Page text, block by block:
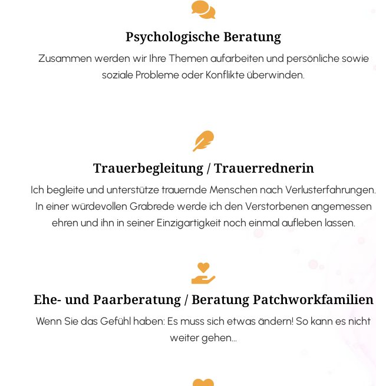
Psychologische Beratung
Zusammen werden wir Ihre Themen aufarbeiten und persönliche sowie
soziale Probleme oder Konflikte überwinden.
Trauerbegleitung / Trauerrednerin
Ich begleite und unterstütze trauernde Menschen nach Verlusterfahrungen.
In einer würdevollen Grabrede werde ich den Verstorbenen angemessen
ehren und ihn in seiner Einzigartigkeit noch einmal aufleben lassen.
Ehe- und Paarberatung / Beratung Patchworkfamilien
Wenn Sie das Gefühl haben: Es muss sich etwas ändern! So kann es nicht
weiter gehen…